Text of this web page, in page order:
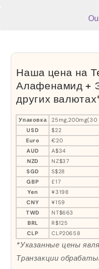
Наша цена на
Алафенамид +
других
Упаковка
USD
Euro
AUD
NZD
SGD
GBP
Yen
CNY
TWD
BRL
CLP
25mg,200mg(30
$22
€20
A$34
NZ$37
S$28
£17
¥3198
¥159
NT$663
R$125
CLP20658
*Указанные цены
Транзакции